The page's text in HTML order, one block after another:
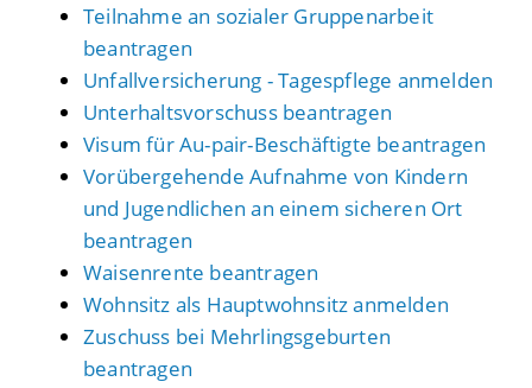
Teilnahme an sozialer Gruppenarbeit
beantragen
Unfallversicherung - Tagespflege anmelden
Unterhaltsvorschuss beantragen
Visum für Au-pair-Beschäftigte beantragen
Vorübergehende Aufnahme von Kindern
und Jugendlichen an einem sicheren Ort
beantragen
Waisenrente beantragen
Wohnsitz als Hauptwohnsitz anmelden
Zuschuss bei Mehrlingsgeburten
beantragen